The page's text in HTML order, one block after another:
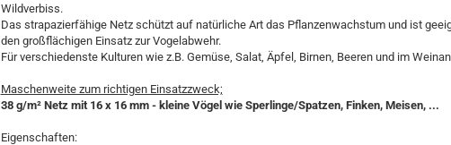
Wildverbiss.
Das strapazierfähige Netz schützt auf natürliche Art das Pflanzenwachstum und ist
den großflächigen Einsatz zur Vogelabwehr.
Für verschiedenste Kulturen wie z.B. Gemüse, Salat, Äpfel, Birnen, Beeren und im
Maschenweite zum richtigen Einsatzzweck;
38 g/m² Netz mit 16 x 16 mm - kleine Vögel wie Sperlinge/Spatzen, Finken, Meisen, ...
Eigenschaften: